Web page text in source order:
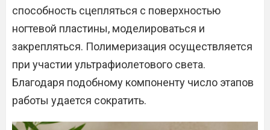
способность сцепляться с поверхностью
ногтевой пластины, моделироваться и
закрепляться. Полимеризация осуществляется
при участии ультрафиолетового света.
Благодаря подобному компоненту число этапов
работы удается сократить.